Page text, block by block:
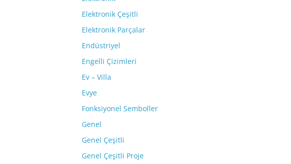
Elektronik Çeşitli
Elektronik Parçalar
Endüstriyel
Engelli Çizimleri
Ev – Villa
Evye
Fonksiyonel Semboller
Genel
Genel Çeşitli
Genel Çeşitli Proje